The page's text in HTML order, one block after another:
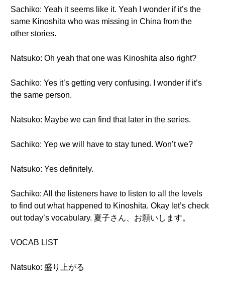
Sachiko: Yeah it seems like it. Yeah I wonder if it’s the
same Kinoshita who was missing in China from the
other stories.
Natsuko: Oh yeah that one was Kinoshita also right?
Sachiko: Yes it’s getting very confusing. I wonder if it’s
the same person.
Natsuko: Maybe we can find that later in the series.
Sachiko: Yep we will have to stay tuned. Won’t we?
Natsuko: Yes definitely.
Sachiko: All the listeners have to listen to all the levels
to find out what happened to Kinoshita. Okay let’s check
out today’s vocabulary. 夏子さん、お願いします。
VOCAB LIST
Natsuko: 盛り上がる